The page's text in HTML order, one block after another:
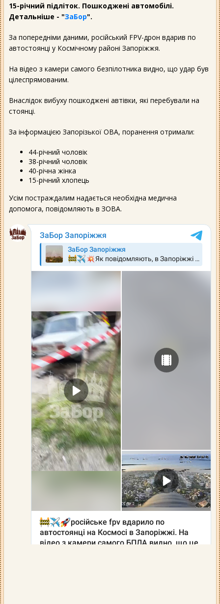
15-річний підліток. Пошкоджені автомобілі.
Детальніше - "ЗаБор".
За попередніми даними, російський FPV-дрон вдарив по
автостоянці у Космічному районі Запоріжжя.
На відео з камери самого безпілотника видно, що удар був
цілеспрямованим.
Внаслідок вибуху пошкоджені автівки, які перебували на
стоянці.
За інформацією Запорізької ОВА, поранення отримали:
44-річний чоловік
38-річний чоловік
40-річна жінка
15-річний хлопець
Усім постраждалим надається необхідна медична
допомога, повідомляють в ЗОВА.